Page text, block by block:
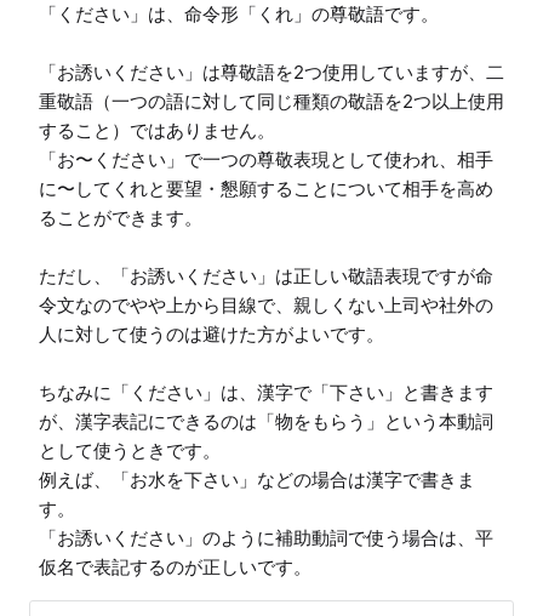
「ください」は、命令形「くれ」の尊敬語です。
「お誘いください」は尊敬語を2つ使用していますが、二
重敬語（一つの語に対して同じ種類の敬語を2つ以上使用
すること）ではありません。
「お〜ください」で一つの尊敬表現として使われ、相手
に〜してくれと要望・懇願することについて相手を高め
ることができます。
ただし、「お誘いください」は正しい敬語表現ですが命
令文なのでやや上から目線で、親しくない上司や社外の
人に対して使うのは避けた方がよいです。
ちなみに「ください」は、漢字で「下さい」と書きます
が、漢字表記にできるのは「物をもらう」という本動詞
として使うときです。
例えば、「お水を下さい」などの場合は漢字で書きま
す。
「お誘いください」のように補助動詞で使う場合は、平
仮名で表記するのが正しいです。